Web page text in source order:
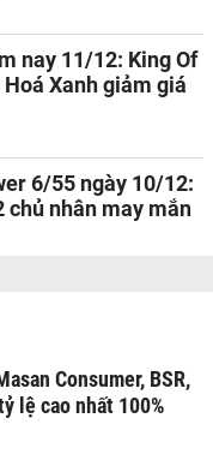
nay 11/12: King Of
Xanh giảm giá
6/55 ngày 10/12:
nhân may mắn
Consumer, BSR,
lệ cao nhất 100%